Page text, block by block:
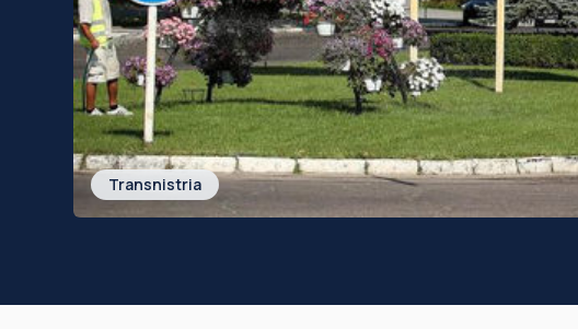
Transnistria